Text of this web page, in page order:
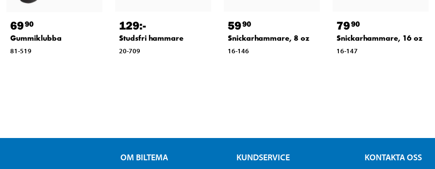
6990
Gummiklubba
81-519
129:-
Studsfri hammare
20-709
5990
Snickarhammare, 8 oz
16-146
7990
Snickarhammare, 16 oz
16-147
OM BILTEMA KUNDSERVICE KONTAKTA OSS